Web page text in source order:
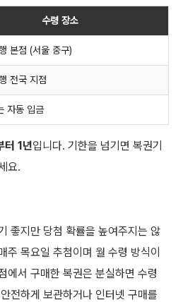
수령 장소
본점 (서울 중구)
전국 지점
자동 입금
터 1년입니다. 기한을 넘기면 복권기
요.
좋지만 당첨 확률을 높여주지는 않
목요일 추첨이며 월 수령 방식이
에서 구매한 복권은 분실하면 수령
전하게 보관하거나 인터넷 구매를